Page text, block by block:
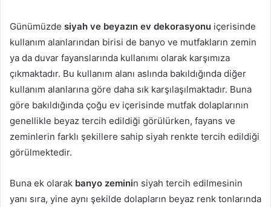
Günümüzde siyah ve beyazın ev dekorasyonu içerisinde
kullanım alanlarından birisi de banyo ve mutfakların zemin
ya da duvar fayanslarında kullanımı olarak karşımıza
çıkmaktadır. Bu kullanım alanı aslında bakıldığında diğer
kullanım alanlarına göre daha sık karşılaşılmaktadır. Buna
göre bakıldığında çoğu ev içerisinde mutfak dolaplarının
genellikle beyaz tercih edildiği görülürken, fayans ve
zeminlerin farklı şekillere sahip siyah renkte tercih edildiği
görülmektedir.
Buna ek olarak banyo zeminin siyah tercih edilmesinin
yanı sıra, yine aynı şekilde dolapların beyaz renk tonlarında